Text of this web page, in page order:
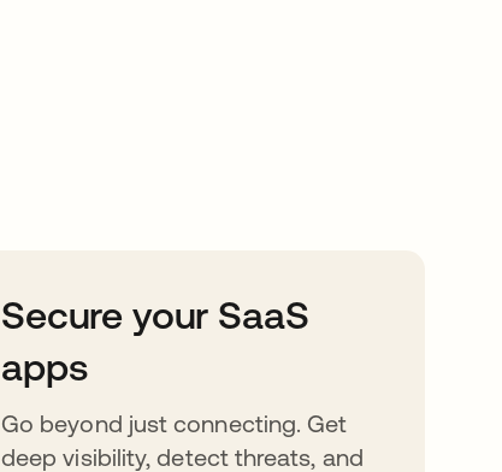
Secure your SaaS
apps
Go beyond just connecting. Get
deep visibility, detect threats, and